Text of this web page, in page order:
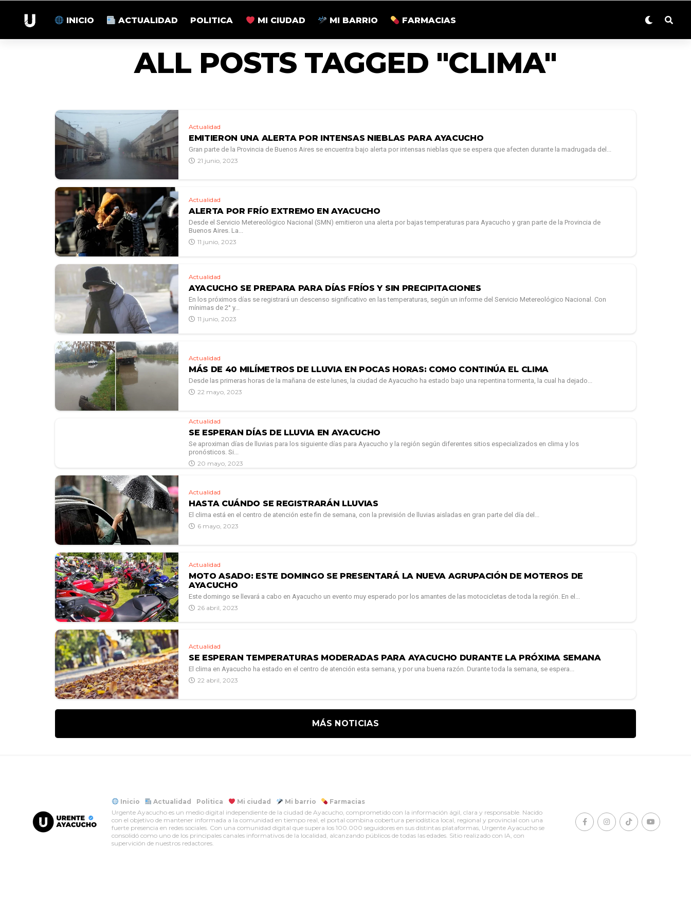
INICIO ACTUALIDAD POLITICA MI CIUDAD MI BARRIO FARMACIAS
ALL POSTS TAGGED "CLIMA"
Actualidad
EMITIERON UNA ALERTA POR INTENSAS NIEBLAS PARA AYACUCHO
Gran parte de la Provincia de Buenos Aires se encuentra bajo alerta por intensas nieblas que se espera que afecten durante la madrugada del...
21 junio, 2023
Actualidad
ALERTA POR FRÍO EXTREMO EN AYACUCHO
Desde el Servicio Metereológico Nacional (SMN) emitieron una alerta por bajas temperaturas para Ayacucho y gran parte de la Provincia de
Buenos Aires. La...
11 junio, 2023
Actualidad
AYACUCHO SE PREPARA PARA DÍAS FRÍOS Y SIN PRECIPITACIONES
En los próximos días se registrará un descenso significativo en las temperaturas, según un informe del Servicio Metereológico Nacional. Con
mínimas de 2° y...
11 junio, 2023
Actualidad
MÁS DE 40 MILÍMETROS DE LLUVIA EN POCAS HORAS: COMO CONTINÚA EL CLIMA
Desde las primeras horas de la mañana de este lunes, la ciudad de Ayacucho ha estado bajo una repentina tormenta, la cual ha dejado...
22 mayo, 2023
Actualidad
SE ESPERAN DÍAS DE LLUVIA EN AYACUCHO
Se aproximan días de lluvias para los siguiente días para Ayacucho y la región según diferentes sitios especializados en clima y los
pronósticos. Si...
20 mayo, 2023
Actualidad
HASTA CUÁNDO SE REGISTRARÁN LLUVIAS
El clima está en el centro de atención este fin de semana, con la previsión de lluvias aisladas en gran parte del día del...
6 mayo, 2023
Actualidad
MOTO ASADO: ESTE DOMINGO SE PRESENTARÁ LA NUEVA AGRUPACIÓN DE MOTEROS DE
AYACUCHO
Este domingo se llevará a cabo en Ayacucho un evento muy esperado por los amantes de las motocicletas de toda la región. En el...
26 abril, 2023
Actualidad
SE ESPERAN TEMPERATURAS MODERADAS PARA AYACUCHO DURANTE LA PRÓXIMA SEMANA
El clima en Ayacucho ha estado en el centro de atención esta semana, y por una buena razón. Durante toda la semana, se espera...
22 abril, 2023
MÁS NOTICIAS
Inicio Actualidad Politica Mi ciudad Mi barrio
Farmacias
Urgente Ayacucho es un medio digital independiente de la ciudad de Ayacucho, comprometido con la información ágil, clara y responsable. Nacido
con el objetivo de mantener informada a la comunidad en tiempo real, el portal combina cobertura periodística local, regional y provincial con una
fuerte presencia en redes sociales. Con una comunidad digital que supera los 100.000 seguidores en sus distintas plataformas, Urgente Ayacucho se
consolidó como uno de los principales canales informativos de la localidad, alcanzando públicos de todas las edades. Sitio realizado con IA, con
supervición de nuestros redactores.